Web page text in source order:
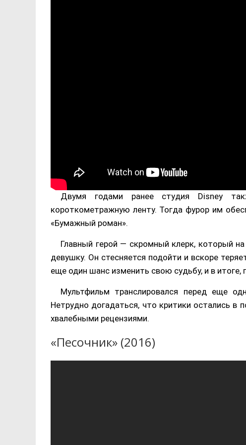
Двумя годами ранее студия Disney
короткометражную ленту. Тогда фурор им
«Бумажный роман».
Главный герой — скромный клерк, который
девушку. Он стесняется подойти и вскоре
еще один шанс изменить свою судьбу, и в итоге,
Мультфильм транслировался перед еще
Нетрудно догадаться, что критики остались в
хвалебными рецензиями.
«Песочник» (2016)